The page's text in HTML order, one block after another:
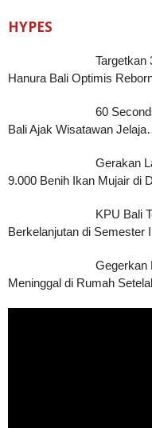
HYPES
Targetkan
Hanura Bali Optimis
60
Bali Ajak Wisatawan
Gerakan
9.000 Benih Ikan Mujair di
KPU Bali
Berkelanjutan di Semester
Gegerkan
Meninggal di Rumah